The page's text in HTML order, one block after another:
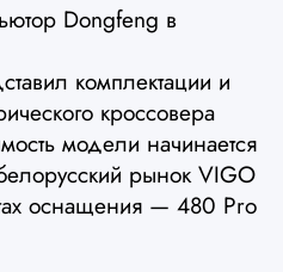
Dongfeng в
комплектации и
кроссовера
модели начинается
рынок VIGO
оснащения — 480 Pro